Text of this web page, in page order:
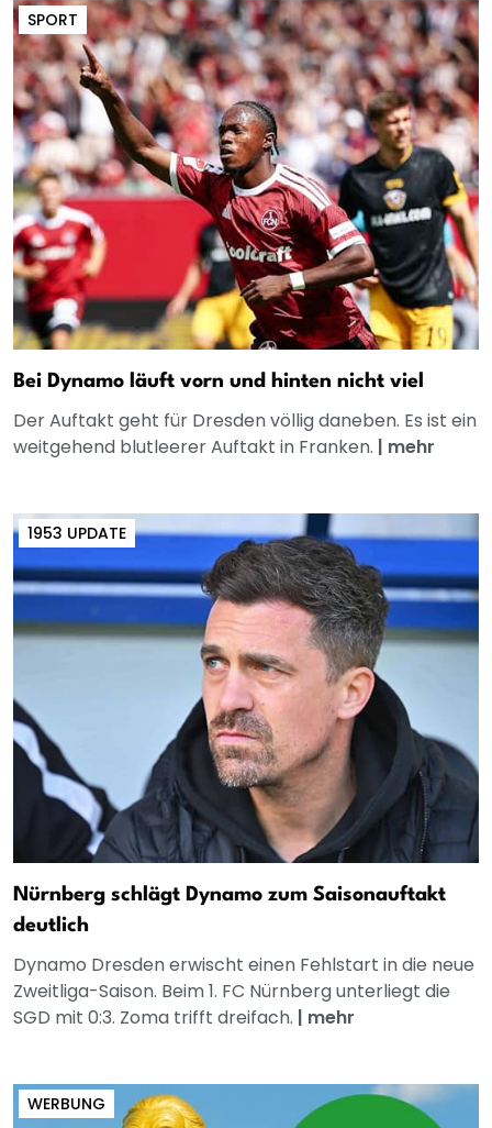
SPORT
Bei Dynamo läuft vorn und hinten nicht viel
Der Auftakt geht für Dresden völlig daneben. Es ist ein
weitgehend blutleerer Auftakt in Franken. | mehr
1953 UPDATE
Nürnberg schlägt Dynamo zum Saisonauftakt
deutlich
Dynamo Dresden erwischt einen Fehlstart in die neue
Zweitliga-Saison. Beim 1. FC Nürnberg unterliegt die
SGD mit 0:3. Zoma trifft dreifach. | mehr
WERBUNG